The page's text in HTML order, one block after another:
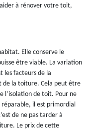
aider à rénover votre toit,
Elle conserve le
être viable. La variation
les facteurs de la
de la toiture. Cela peut être
l’isolation de toit. Pour ne
il est primordial
de ne pas tarder à
Le prix de cette